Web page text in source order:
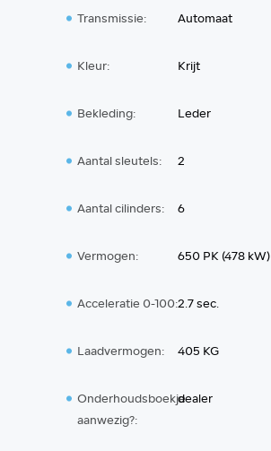
Transmissie: Automaat
Kleur: Krijt
Bekleding: Leder
Aantal sleutels: 2
Aantal cilinders: 6
Vermogen: 650 PK (478 kW)
Acceleratie 0-100:2.7 sec.
Laadvermogen: 405 KG
Onderhoudsboekje
aanwezig?:
dealer